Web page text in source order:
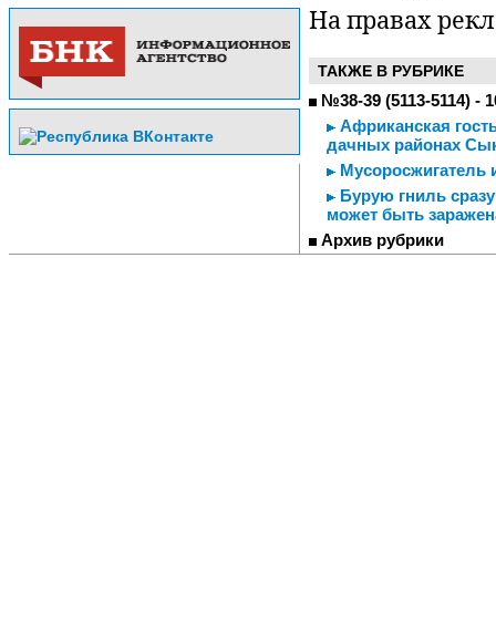
На правах
ТАКЖЕ В РУБРИКЕ
№38-39 (5113-5114) -
Африканская
дачных районах
Мусоросжигатель
Бурую гниль
может быть
Архив рубрики